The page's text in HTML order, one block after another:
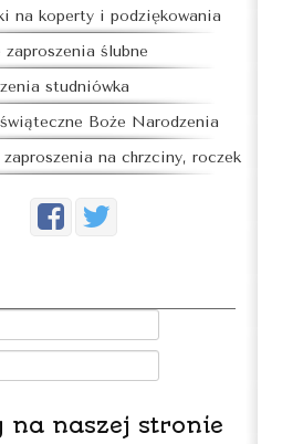
na koperty i podziękowania
zaproszenia ślubne
studniówka
Boże Narodzenia
na chrzciny, roczek
na naszej stronie